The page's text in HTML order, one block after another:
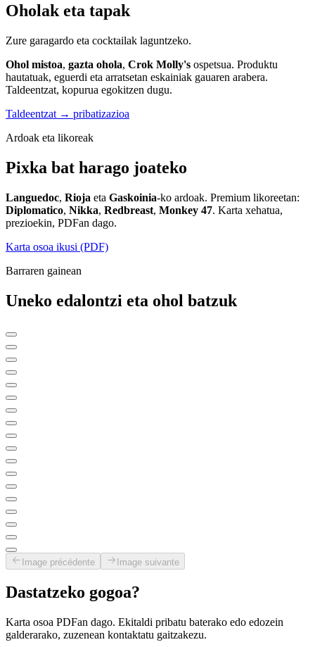
Oholak eta tapak
Zure garagardo eta cocktailak laguntzeko.
Ohol mistoa, gazta ohola, Crok Molly's ospetsua. Produktu
hautatuak, eguerdi eta arratsetan eskainiak gauaren arabera.
Taldeentzat, kopurua egokitzen dugu.
Taldeentzat → pribatizazioa
Ardoak eta likoreak
Pixka bat harago joateko
Languedoc, Rioja eta Gaskoinia-ko ardoak. Premium likoreetan:
Diplomatico, Nikka, Redbreast, Monkey 47. Karta xehatua,
prezioekin, PDFan dago.
Karta osoa ikusi (PDF)
Barraren gainean
Uneko edalontzi eta ohol batzuk
Image précédente Image suivante
Dastatzeko gogoa?
Karta osoa PDFan dago. Ekitaldi pribatu baterako edo edozein
galderarako, zuzenean kontaktatu gaitzakezu.